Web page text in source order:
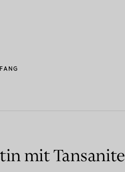
mit Tansanite